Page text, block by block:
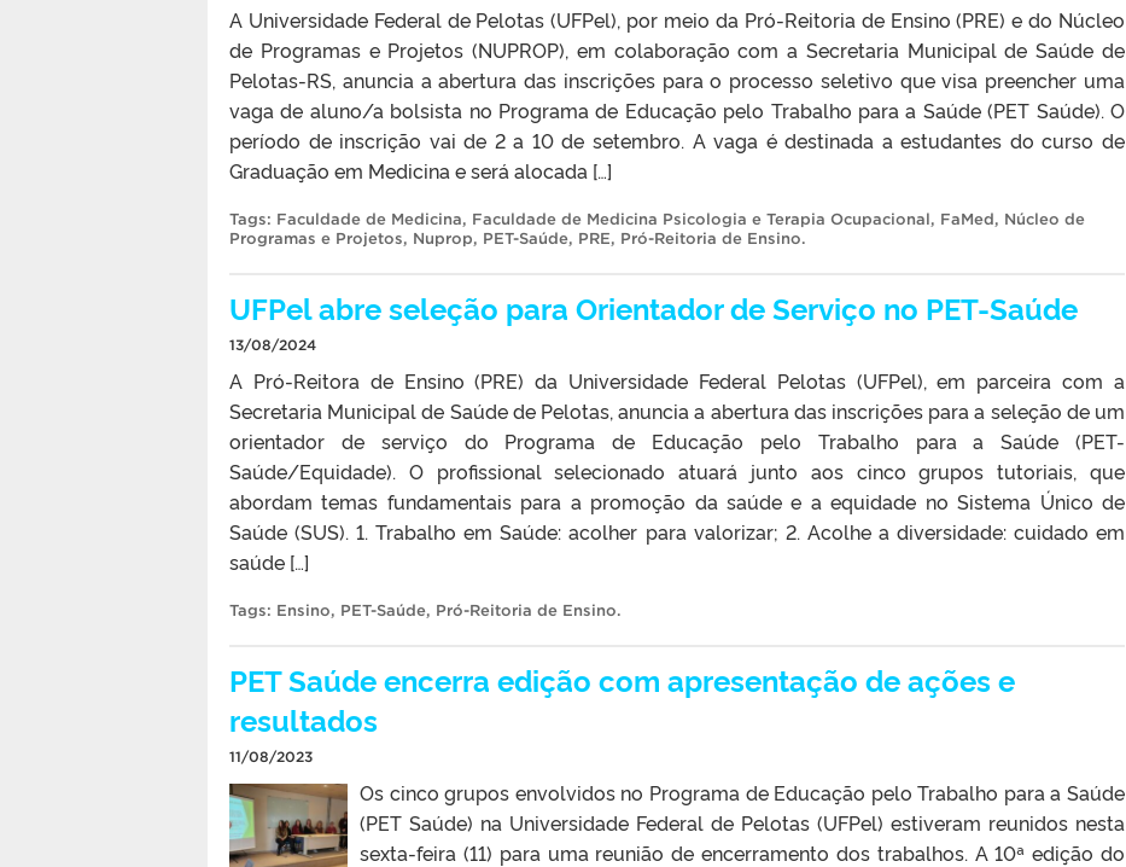
A Universidade Federal de Pelotas (UFPel), por meio da Pró-Reitoria de Ensino (PRE) e do Núcleo
de Programas e Projetos (NUPROP), em colaboração com a Secretaria Municipal de Saúde de
Pelotas-RS, anuncia a abertura das inscrições para o processo seletivo que visa preencher uma
vaga de aluno/a bolsista no Programa de Educação pelo Trabalho para a Saúde (PET Saúde). O
período de inscrição vai de 2 a 10 de setembro. A vaga é destinada a estudantes do curso de
Graduação em Medicina e será alocada […]
Tags: Faculdade de Medicina, Faculdade de Medicina Psicologia e Terapia Ocupacional, FaMed, Núcleo de
Programas e Projetos, Nuprop, PET-Saúde, PRE, Pró-Reitoria de Ensino.
UFPel abre seleção para Orientador de Serviço no PET-Saúde
13/08/2024
A Pró-Reitora de Ensino (PRE) da Universidade Federal Pelotas (UFPel), em parceira com a
Secretaria Municipal de Saúde de Pelotas, anuncia a abertura das inscrições para a seleção de um
orientador de serviço do Programa de Educação pelo Trabalho para a Saúde (PET-
Saúde/Equidade). O profissional selecionado atuará junto aos cinco grupos tutoriais, que
abordam temas fundamentais para a promoção da saúde e a equidade no Sistema Único de
Saúde (SUS). 1. Trabalho em Saúde: acolher para valorizar; 2. Acolhe a diversidade: cuidado em
saúde […]
Tags: Ensino, PET-Saúde, Pró-Reitoria de Ensino.
PET Saúde encerra edição com apresentação de ações e
resultados
11/08/2023
Os cinco grupos envolvidos no Programa de Educação pelo Trabalho para a Saúde
(PET Saúde) na Universidade Federal de Pelotas (UFPel) estiveram reunidos nesta
sexta-feira (11) para uma reunião de encerramento dos trabalhos. A 10ª edição do